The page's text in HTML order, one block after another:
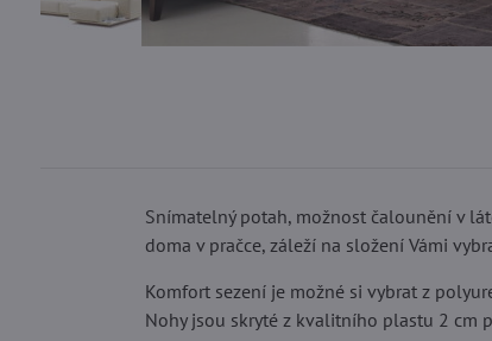
Snímatelný potah, možnost čalounění v
doma v pračce, záleží na složení Vámi
Komfort sezení je možné si vybrat z
Nohy jsou skryté z kvalitního plastu 2 cm